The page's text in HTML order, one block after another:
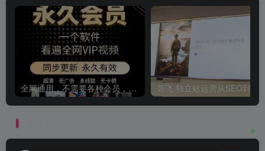
全网通用，不需要各种会员，再也不缺电影看！！